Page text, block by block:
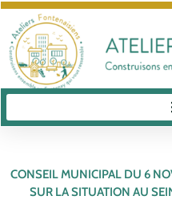
CONSEIL MUNICIPAL DU 6
SUR LA SITUATION AU